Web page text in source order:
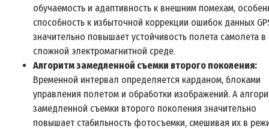
обучаемость и адаптивность к внешним помехам,
способность к избыточной коррекции ошибок данных
значительно повышает устойчивость полета самолета в
сложной электромагнитной среде.
Алгоритм замедленной съемки второго поколения:
Временной интервал определяется карданом, блоками
управления полетом и обработки изображений. А
замедленной съемки второго поколения значительно
повышает стабильность фотосъемки, смешивая их в